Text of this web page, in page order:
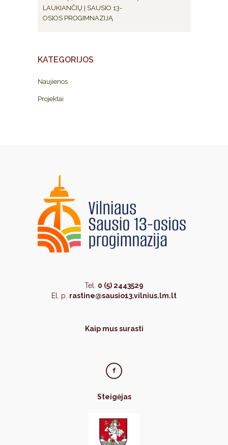
LAUKIANČIŲ Į SAUSIO 13-
OSIOS PROGIMNAZIJĄ
KATEGORIJOS
Naujienos
Projektai
Tel. 0 (5) 2443529
El. p. rastine@sausio13.vilnius.lm.lt
Kaip mus surasti
Steigėjas